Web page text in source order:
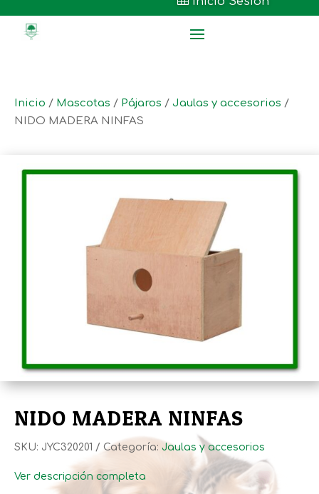
Inicio / Mascotas / Pájaros / Jaulas y accesorios /
NIDO MADERA NINFAS
NIDO MADERA NINFAS
SKU: JYC320201 Categoría: Jaulas y accesorios
Ver descripción completa